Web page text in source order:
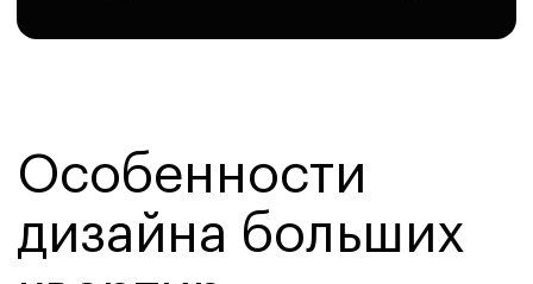
не только выделить приватные спальни
и общую гостиную, но и создать
специализированные зоны: кабинет,
гардеробную, библиотеку, спортзал или
игровую для детей. Важно выстроить
логичную связь между помещениями,
не экономия площади, а ее грамотное